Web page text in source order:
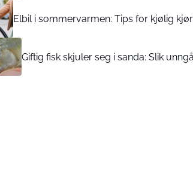
Elbil i sommervarmen: Tips for kjølig
Giftig fisk skjuler seg i sanda: Slik